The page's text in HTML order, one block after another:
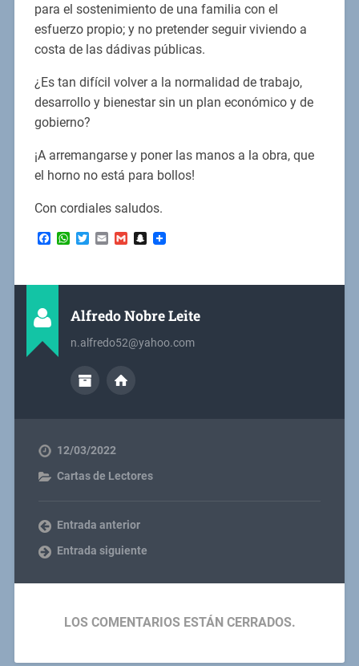
para el sostenimiento de una familia con el
esfuerzo propio; y no pretender seguir viviendo a
costa de las dádivas públicas.
¿Es tan difícil volver a la normalidad de trabajo,
desarrollo y bienestar sin un plan económico y de
gobierno?
¡A arremangarse y poner las manos a la obra, que
el horno no está para bollos!
Con cordiales saludos.
Facebook
WhatsApp
TwitterEmailGmailSnapchat
Alfredo Nobre Leite
n.alfredo52@yahoo.com
12/03/2022
Cartas de Lectores
Entrada anterior
Entrada siguiente
LOS COMENTARIOS ESTÁN CERRADOS.